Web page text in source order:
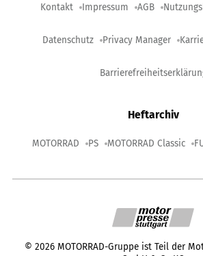
Kontakt Impressum AGB
Datenschutz Privacy Manager
Heftarchiv
MOTORRAD PS MOTORRAD Classic
© 2026 MOTORRAD-Gruppe ist Teil der